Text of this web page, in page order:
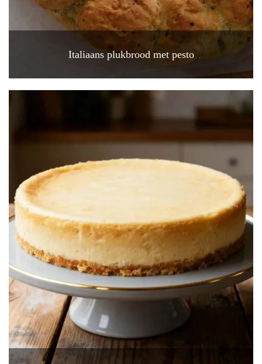
Italiaans plukbrood met pesto